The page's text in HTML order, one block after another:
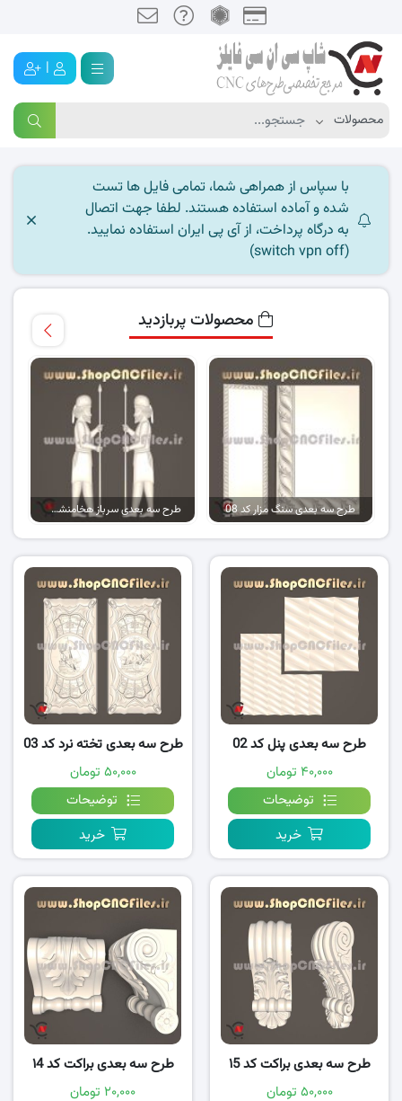
|
با سپاس از همراهی شما، تمامی فایل ها تست
شده و آماده استفاده هستند. لطفا جهت اتصال
به درگاه پرداخت، از آی پی ایران استفاده نمایید.
(switch vpn off)
محصولات پربازدید
طرح سه بعدی سنگ مزار کد 08 طرح سه بعدی سرباز هخامنشی کد 05
طرح سه بعدی پنل کد 02
۴۰,۰۰۰ تومان
توضیحات
خرید
طرح سه بعدی تخته نرد کد 03
۵۰,۰۰۰ تومان
توضیحات
خرید
طرح سه بعدی براکت کد ۱5
۵۰,۰۰۰ تومان
طرح سه بعدی براکت کد ۱4
۲۰,۰۰۰ تومان